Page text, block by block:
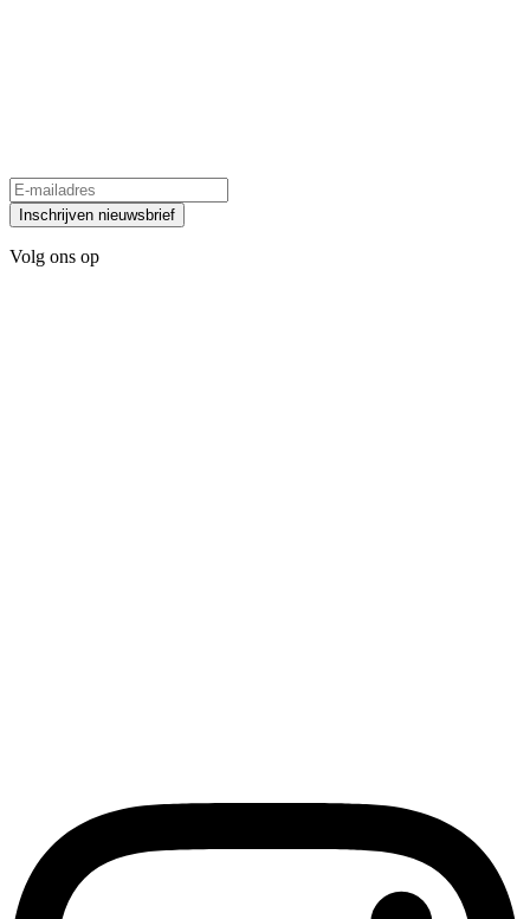
Inschrijven nieuwsbrief
Volg ons op